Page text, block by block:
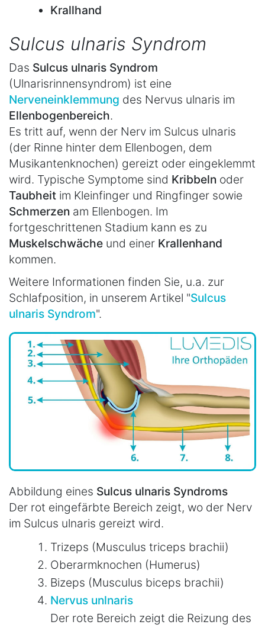
Krallhand
Sulcus ulnaris Syndrom
Das Sulcus ulnaris Syndrom
(Ulnarisrinnensyndrom) ist eine
Nerveneinklemmung des Nervus ulnaris im
Ellenbogenbereich.
Es tritt auf, wenn der Nerv im Sulcus ulnaris
(der Rinne hinter dem Ellenbogen, dem
Musikantenknochen) gereizt oder eingeklemmt
wird. Typische Symptome sind Kribbeln oder
Taubheit im Kleinfinger und Ringfinger sowie
Schmerzen am Ellenbogen. Im
fortgeschrittenen Stadium kann es zu
Muskelschwäche und einer Krallenhand
kommen.
Weitere Informationen finden Sie, u.a. zur
Schlafposition, in unserem Artikel "Sulcus
ulnaris Syndrom".
Abbildung eines Sulcus ulnaris Syndroms
Der rot eingefärbte Bereich zeigt, wo der Nerv
im Sulcus ulnaris gereizt wird.
Trizeps (Musculus triceps brachii)
Oberarmknochen (Humerus)
Bizeps (Musculus biceps brachii)
Nervus unlnaris
Der rote Bereich zeigt die Reizung des